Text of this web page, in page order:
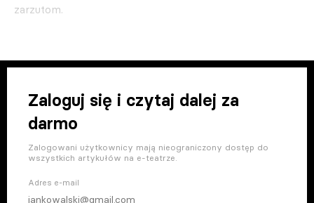
zarzutom.
Zaloguj się i czytaj dalej za
darmo
Zalogowani użytkownicy mają nieograniczony dostęp do
wszystkich artykułów na e-teatrze.
Adres e-mail